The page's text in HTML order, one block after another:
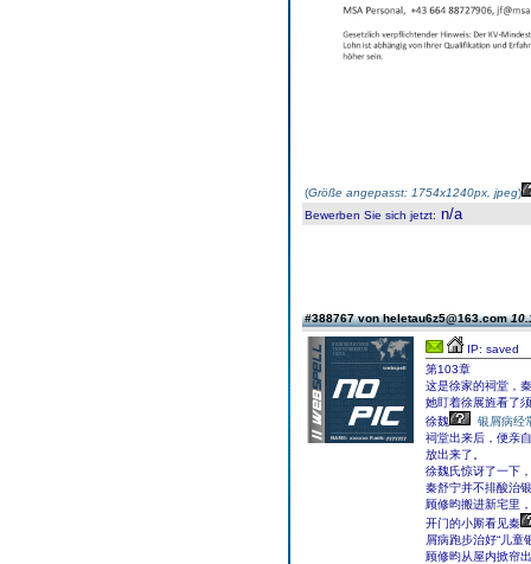
(Größe angepasst: 1754x1240px, jpeg)
Bewerben Sie sich jetzt: n/a
#388767 von heletau6z5@163.com
IP: saved
第103章
这是徐家的祠堂，
她盯着徐展旌看了
徐魏
银屑病经
祠堂出来后，便亲
放出来了。
徐魏氏惊讶了一下
秦舒宁并不排酸治
顾修昀搬进新宅里
开门的小厮看见秦
屑病跑步治好“儿童
顾修昀从屋内掀帘